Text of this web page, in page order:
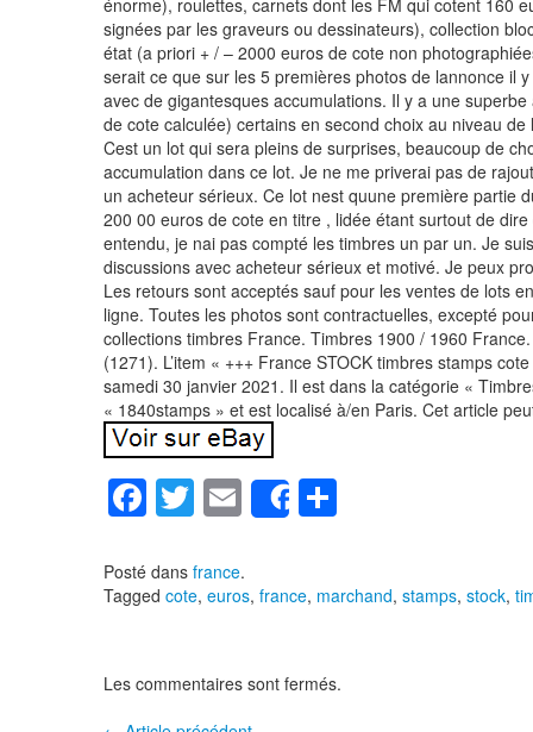
énorme), roulettes, carnets dont les FM qui cotent 160
signées par les graveurs ou dessinateurs), collection
état (a priori + / – 2000 euros de cote non
serait ce que sur les 5 premières photos de lannonce il
avec de gigantesques accumulations. Il y a une
de cote calculée) certains en second choix au niveau
Cest un lot qui sera pleins de surprises, beaucoup de
accumulation dans ce lot. Je ne me priverai pas de
un acheteur sérieux. Ce lot nest quune première partie
200 00 euros de cote en titre , lidée étant surtout de
entendu, je nai pas compté les timbres un par un. Je
discussions avec acheteur sérieux et motivé. Je peux
Les retours sont acceptés sauf pour les ventes de lots
ligne. Toutes les photos sont contractuelles, excepté
collections timbres France. Timbres 1900 / 1960
(1271). L’item « +++ France STOCK timbres stamps
samedi 30 janvier 2021. Il est dans la catégorie «
« 1840stamps » et est localisé à/en Paris. Cet article
F
c
e
o
T
tt
er
E
m
ail
Share
ta
g
Posté dans france.
Tagged cote, euros, france, marchand, stamps, stock,
Les commentaires sont fermés.